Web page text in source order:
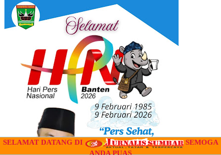
SELAMAT DATANG DI
SEMOGA
ANDA PUAS